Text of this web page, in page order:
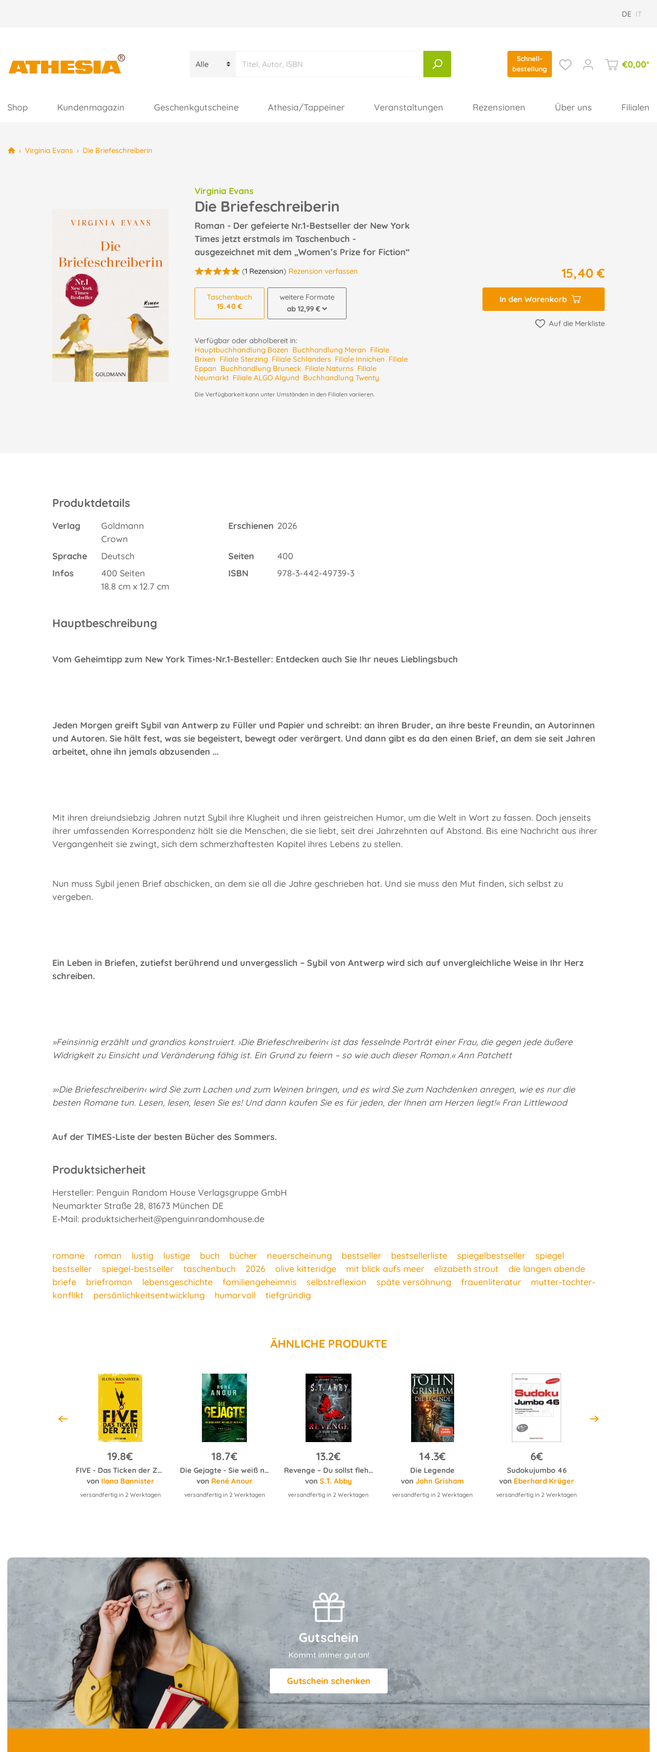
DE IT
Schnell-
bestellung
€0,00*
Shop Kundenmagazin Geschenkgutscheine Athesia/Tappeiner Veranstaltungen Rezensionen Über uns Filialen
› Virginia Evans › Die Briefeschreiberin
Virginia Evans
Die Briefeschreiberin
Roman - Der gefeierte Nr.1-Bestseller der New York
Times jetzt erstmals im Taschenbuch -
ausgezeichnet mit dem „Women’s Prize for Fiction“
(1 Rezension) Rezension verfassen
Taschenbuch
15.40 €
weitere Formate
ab 12,99 €
Verfügbar oder abholbereit in:
Hauptbuchhandlung Bozen Buchhandlung Meran Filiale
Brixen Filiale Sterzing Filiale Schlanders Filiale Innichen Filiale
Eppan Buchhandlung Bruneck Filiale Naturns Filiale
Neumarkt Filiale ALGO Algund Buchhandlung Twenty
Die Verfügbarkeit kann unter Umständen in den Filialen variieren.
15,40 €
In den Warenkorb
Auf die Merkliste
Produktdetails
Verlag
Goldmann
Crown
Erschienen 2026
Sprache Deutsch Seiten
400
Infos
400 Seiten
18.8 cm x 12.7 cm
ISBN 978-3-442-49739-3
Hauptbeschreibung
Vom Geheimtipp zum New York Times-Nr.1-Besteller: Entdecken auch Sie Ihr neues Lieblingsbuch
Jeden Morgen greift Sybil van Antwerp zu Füller und Papier und schreibt: an ihren Bruder, an ihre beste Freundin, an Autorinnen
und Autoren. Sie hält fest, was sie begeistert, bewegt oder verärgert. Und dann gibt es da den einen Brief, an dem sie seit Jahren
arbeitet, ohne ihn jemals abzusenden ...
Mit ihren dreiundsiebzig Jahren nutzt Sybil ihre Klugheit und ihren geistreichen Humor, um die Welt in Wort zu fassen. Doch jenseits
ihrer umfassenden Korrespondenz hält sie die Menschen, die sie liebt, seit drei Jahrzehnten auf Abstand. Bis eine Nachricht aus ihrer
Vergangenheit sie zwingt, sich dem schmerzhaftesten Kapitel ihres Lebens zu stellen.
Nun muss Sybil jenen Brief abschicken, an dem sie all die Jahre geschrieben hat. Und sie muss den Mut finden, sich selbst zu
vergeben.
Ein Leben in Briefen, zutiefst berührend und unvergesslich – Sybil von Antwerp wird sich auf unvergleichliche Weise in Ihr Herz
schreiben.
»Feinsinnig erzählt und grandios konstruiert. ›Die Briefeschreiberin‹ ist das fesselnde Porträt einer Frau, die gegen jede äußere
Widrigkeit zu Einsicht und Veränderung fähig ist. Ein Grund zu feiern – so wie auch dieser Roman.« Ann Patchett
»›Die Briefeschreiberin‹ wird Sie zum Lachen und zum Weinen bringen, und es wird Sie zum Nachdenken anregen, wie es nur die
besten Romane tun. Lesen, lesen, lesen Sie es! Und dann kaufen Sie es für jeden, der Ihnen am Herzen liegt!« Fran Littlewood
Auf der TIMES-Liste der besten Bücher des Sommers.
Produktsicherheit
Hersteller: Penguin Random House Verlagsgruppe GmbH
Neumarkter Straße 28, 81673 München DE
E-Mail: produktsicherheit@penguinrandomhouse.de
romane roman lustig lustige buch bücher neuerscheinung bestseller bestsellerliste spiegelbestseller
spiegel
bestseller
spiegel-bestseller taschenbuch 2026 olive kitteridge mit blick aufs meer elizabeth strout
die langen abende
briefe
briefroman lebensgeschichte familiengeheimnis selbstreflexion späte versöhnung frauenliteratur
mutter-tochter-
konflikt
persönlichkeitsentwicklung humorvoll tiefgründig
ÄHNLICHE PRODUKTE
19.8€
FIVE - Das Ticken der Zeit
von Ilona Bannister
versandfertig in 2 Werktagen
18.7€
Die Gejagte - Sie weiß nicht, wer sie ist. Er schon.
von René Anour
versandfertig in 2 Werktagen
13.2€
Revenge – Du sollst flehen
von S.T. Abby
versandfertig in 2 Werktagen
14.3€
Die Legende
vonJohn Grisham
versandfertig in 2 Werktagen
6€
Sudokujumbo 46
von Eberhard Krüger
versandfertig in 2 Werktagen
Gutschein
Kommt immer gut an!
Gutschein schenken